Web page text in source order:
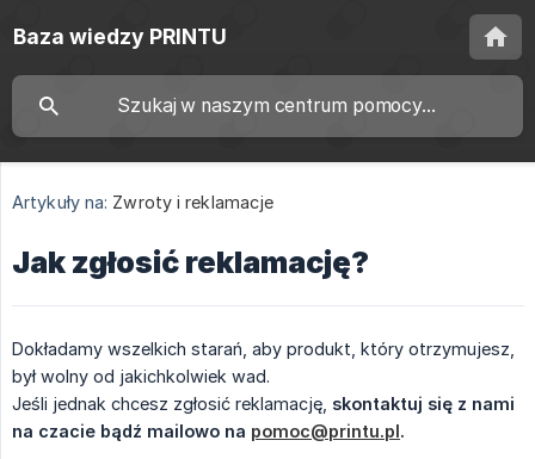
Baza wiedzy PRINTU
Artykuły na: Zwroty i reklamacje
Jak zgłosić reklamację?
Dokładamy wszelkich starań, aby produkt, który otrzymujesz,
był wolny od jakichkolwiek wad.
Jeśli jednak chcesz zgłosić reklamację, skontaktuj się z nami
na czacie bądź mailowo na pomoc@printu.pl.